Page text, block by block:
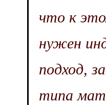
что к
нужен
подход,
типа